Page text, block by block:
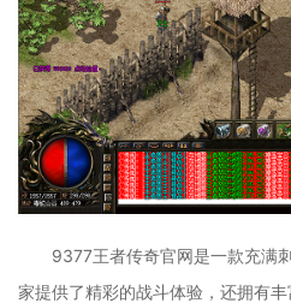
9377王者传奇官网是一款充满
家提供了精彩的战斗体验，还拥有